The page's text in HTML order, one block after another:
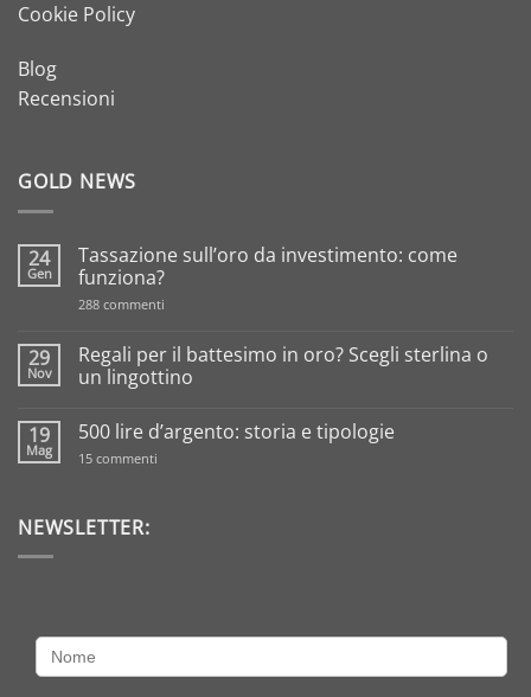
Cookie Policy
Blog
Recensioni
GOLD NEWS
24
Gen
Tassazione sull’oro da investimento: come
funziona?
288 commenti
da
investimento:
come
29
Nov
Regali per il battesimo in oro? Scegli sterlina o
un lingottino
su
per
oro?
Scegli
19
Mag
500 lire d’argento: storia e tipologie
15 commenti
NEWSLETTER: